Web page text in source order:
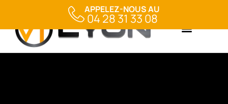
APPELEZ-NOUS AU
04 28 31 33 08